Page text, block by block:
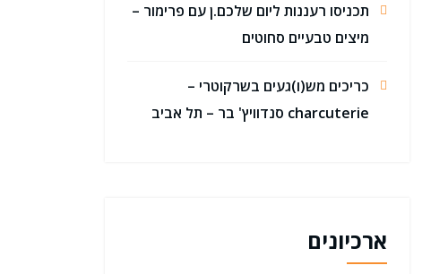
תכניסו רעננות ליום שלכם.ן עם פרימור –
מיצים טבעיים סחוטים
כריכים מש(ו)געים בשרקוטרי –
charcuterie סנדוויץ' בר – תל אביב
ארכיונים